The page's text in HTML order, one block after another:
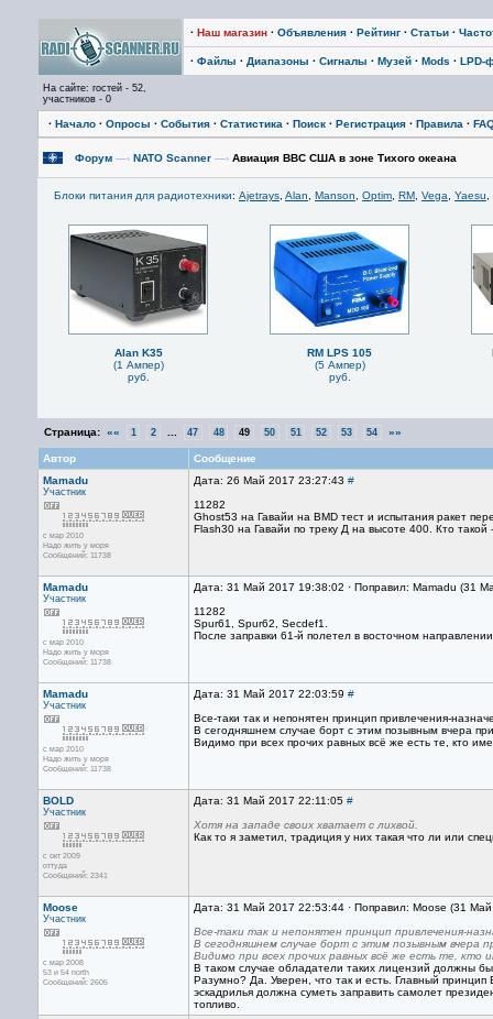
· Наш магазин · Объявления · Рейтинг · Статьи ·
· Файлы · Диапазоны · Сигналы · Музей · Mods · LPD-
На сайте: гостей - 52,
участников - 0
· Начало · Опросы · События · Статистика · Поиск · Регистрация · Правила ·
Форум —› NATO Scanner —› Авиация ВВС США в зоне Тихого океана
Блоки питания для радиотехники: Ajetrays Alan Manson Optim RM Vega Yaesu
Alan K35
(1 Ампер)
руб.
RM LPS 105
(5 Ампер)
руб.
Страница: «« 1 2 47 48 49 50 51 52 53 54 »»
Автор
Сообщение
Mamadu
Участник
с мар 2010
Надо жить у моря
Сообщений: 11738
Дата: 26 Май 2017 23:27:43 #
11282
Ghost53 на Гавайи на BMD тест и испытания ракет
Flash30 на Гавайи по треку Д на высоте 400. Кто
Mamadu
Участник
с мар 2010
Надо жить у моря
Сообщений: 11738
Дата: 31 Май 2017 19:38:02 · Поправил: Mamadu (31
11282
Spur61, Spur62, Secdef1.
После заправки 61-й полетел в восточном
Mamadu
Участник
с мар 2010
Надо жить у моря
Сообщений: 11738
Дата: 31 Май 2017 22:03:59 #
Все-таки так и непонятен принцип привлечения-
В сегодняшнем случае борт с этим позывным вчера
Видимо при всех прочих равных всё же есть те, кто
BOLD
Участник
с окт 2009
оттуда
Сообщений: 2341
Дата: 31 Май 2017 22:11:05 #
Хотя на западе своих хватает с лихвой.
Как то я заметил, традиция у них такая что ли или
Moose
Участник
с мар 2008
53 и 54 north
Сообщений: 2605
Дата: 31 Май 2017 22:53:44 · Поправил: Moose (31
Все-таки так и непонятен принцип привлечения-
В сегодняшнем случае борт с этим позывным вчера
Видимо при всех прочих равных всё же есть те, кто
В таком случае обладатели таких лицензий должны
Разумно? Да. Уверен, что так и есть. Главный
эскадрилья должна суметь заправить самолет
топливо.